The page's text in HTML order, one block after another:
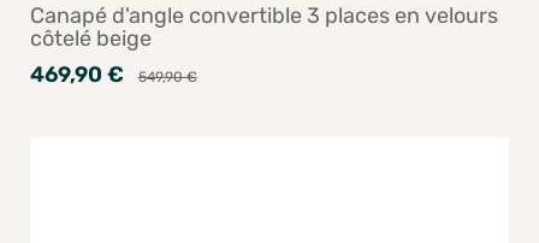
Canapé d'angle convertible 3 places en velours
côtelé beige
469,90 €
549,90 €